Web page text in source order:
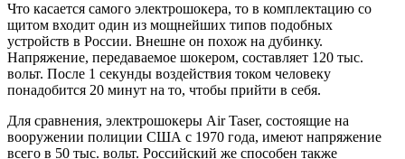
Что касается самого электрошокера, то в комплектацию со
щитом входит один из мощнейших типов подобных
устройств в России. Внешне он похож на дубинку.
Напряжение, передаваемое шокером, составляет 120 тыс.
вольт. После 1 секунды воздействия током человеку
понадобится 20 минут на то, чтобы прийти в себя.
Для сравнения, электрошокеры Air Taser, состоящие на
вооружении полиции США с 1970 года, имеют напряжение
всего в 50 тыс. вольт. Российский же способен также